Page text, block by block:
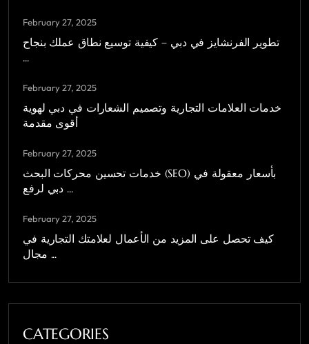
February 27, 2025
تطوير الفرنشايز في دبي – كيفية توسيع نطاق عملك بنجاح
...
February 27, 2025
خدمات العلامات التجارية وتصميم الشعارات في دبي لهوية
أقوى مقدمة
February 27, 2025
خدمات تحسين محركات البحث (SEO) بأسعار معقولة في
دبي لرفع ...
February 27, 2025
كيف تحصل على المزيد من الأعمال لعلامتك التجارية في
مجال ...
CATEGORIES